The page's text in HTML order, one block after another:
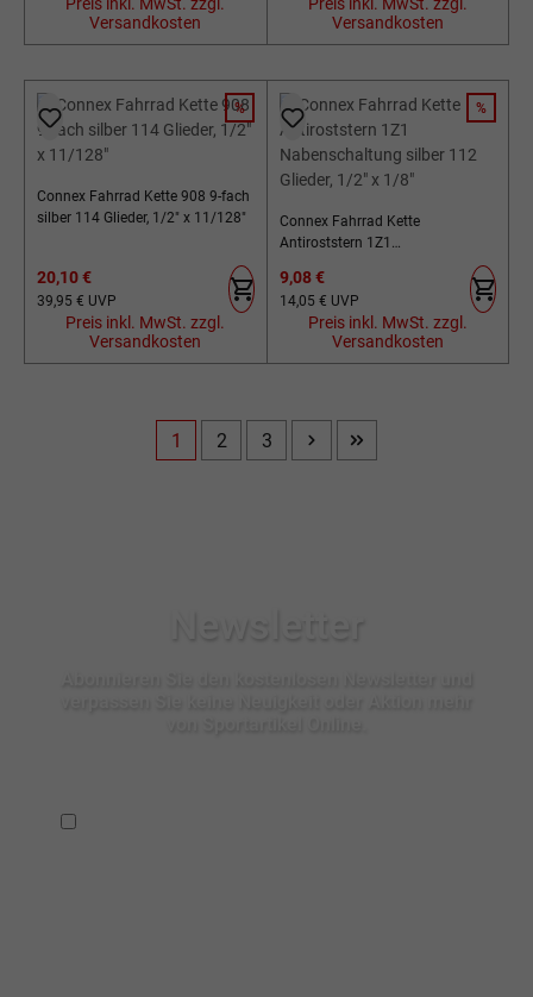
Versandkosten
Versandkosten
RABATT
%
Connex Fahrrad Kette 908 9-fach
silber 114 Glieder, 1/2" x 11/128"
Verkaufspreis:
20,10 €
Regulärer Preis:
39,95 € UVP
Preis inkl. MwSt. zzgl.
Versandkosten
RABATT
%
Connex Fahrrad Kette
Antiroststern 1Z1
Glieder, 1/2" x 1/8"
Verkaufspreis:
9,08 €
Regulärer Preis:
14,05 € UVP
Preis inkl. MwSt. zzgl.
Versandkosten
Seite
1
Seite
2
Seite
3